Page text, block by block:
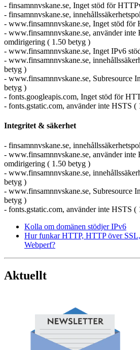
- finsamnnvskane.se, Inget stöd för
- finsamnnvskane.se,
- www.finsamnnvskane.se, Inget stöd för
- www.finsamnnvskane.se, använder inte
omdirigering ( 1.50 betyg )
- www.finsamnnvskane.se, Inget IPv6
- www.finsamnnvskane.se,
betyg )
- www.finsamnnvskane.se, Subresource
betyg )
- fonts.googleapis.com, Inget stöd för
- fonts.gstatic.com, använder inte HSTS (
Integritet & säkerhet
- finsamnnvskane.se,
- www.finsamnnvskane.se, använder inte
omdirigering ( 1.50 betyg )
- www.finsamnnvskane.se,
betyg )
- www.finsamnnvskane.se, Subresource
betyg )
- fonts.gstatic.com, använder inte HSTS (
Kolla om domänen stödjer IPv6
Hur funkar HTTP, HTTP över
Webperf?
Aktuellt